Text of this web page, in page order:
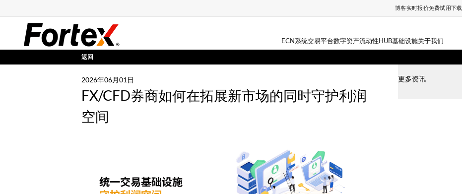
博客实时报价免费试用下载
ECN系统交易平台数字资产流动性HUB基础设施关于我们
返回
2026年06月01日
FX/CFD券商如何在拓展新市场的同时守护利润
空间
更多资讯